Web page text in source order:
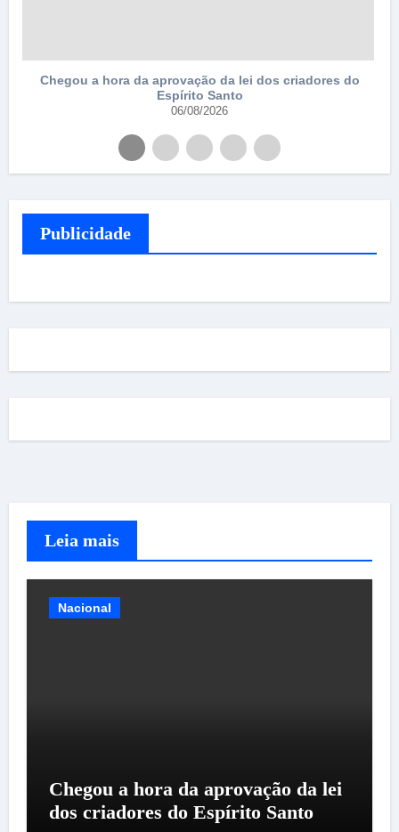
Chegou a hora da aprovação da lei dos criadores do
Espírito Santo
06/08/2026
Publicidade
Leia mais
Nacional
Chegou a hora da aprovação da lei
dos criadores do Espírito Santo